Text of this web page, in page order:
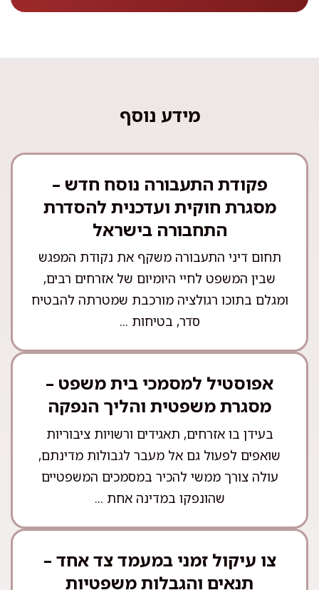
מידע נוסף
פקודת התעבורה נוסח חדש –
מסגרת חוקית ועדכנית להסדרת
התחבורה בישראל
תחום דיני התעבורה משקף את נקודת המפגש
שבין המשפט לחיי היומיום של אזרחים רבים,
ומגלם בתוכו רגולציה מורכבת שמטרתה להבטיח
סדר, בטיחות ...
אפוסטיל למסמכי בית משפט –
מסגרת משפטית והליך הנפקה
בעידן בו אזרחים, תאגידים ורשויות ציבוריות
שואפים לפעול גם אל מעבר לגבולות מדינתם,
עולה צורך ממשי להכיר במסמכים המשפטיים
שהונפקו במדינה אחת ...
צו עיקול זמני במעמד צד אחד –
תנאים והגבלות משפטיות